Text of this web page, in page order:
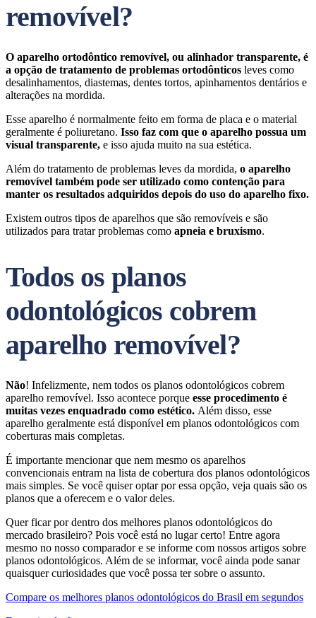
removível?
O aparelho ortodôntico removível, ou alinhador transparente, é
a opção de tratamento de problemas ortodônticos leves como
desalinhamentos, diastemas, dentes tortos, apinhamentos dentários e
alterações na mordida.
Esse aparelho é normalmente feito em forma de placa e o material
geralmente é poliuretano. Isso faz com que o aparelho possua um
visual transparente, e isso ajuda muito na sua estética.
Além do tratamento de problemas leves da mordida, o aparelho
removível também pode ser utilizado como contenção para
manter os resultados adquiridos depois do uso do aparelho fixo.
Existem outros tipos de aparelhos que são removíveis e são
utilizados para tratar problemas como apneia e bruxismo.
Todos os planos
odontológicos cobrem
aparelho removível?
Não! Infelizmente, nem todos os planos odontológicos cobrem
aparelho removível. Isso acontece porque esse procedimento é
muitas vezes enquadrado como estético. Além disso, esse
aparelho geralmente está disponível em planos odontológicos com
coberturas mais completas.
É importante mencionar que nem mesmo os aparelhos
convencionais entram na lista de cobertura dos planos odontológicos
mais simples. Se você quiser optar por essa opção, veja quais são os
planos que a oferecem e o valor deles.
Quer ficar por dentro dos melhores planos odontológicos do
mercado brasileiro? Pois você está no lugar certo! Entre agora
mesmo no nosso comparador e se informe com nossos artigos sobre
planos odontológicos. Além de se informar, você ainda pode sanar
quaisquer curiosidades que você possa ter sobre o assunto.
Compare os melhores planos odontológicos do Brasil em segundos